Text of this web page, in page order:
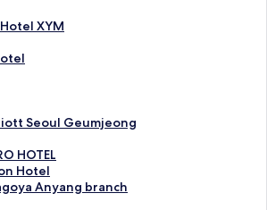
XYM
Seoul Geumjeong
HOTEL
Hotel
Anyang branch